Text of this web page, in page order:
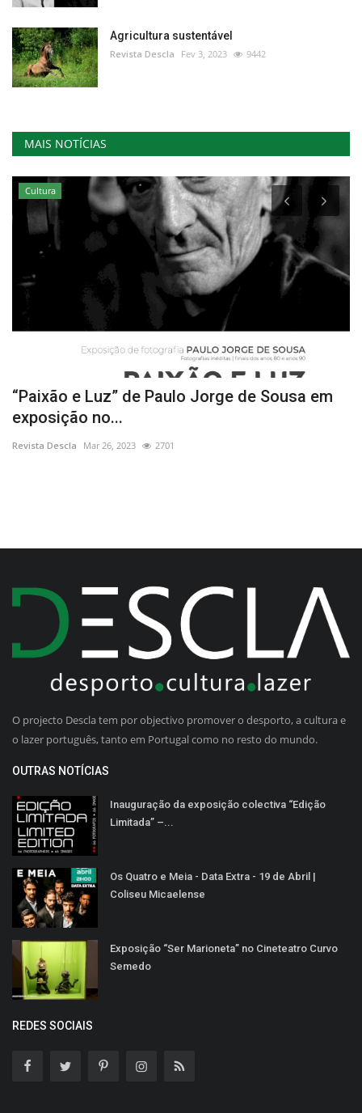
Agricultura sustentável
Revista Descla Fev 3, 2023 9442
MAIS NOTÍCIAS
Cultura
“Paixão e Luz” de Paulo Jorge de Sousa em
exposição no...
Revista Descla Mar 26, 2023 2701
O projecto Descla tem por objectivo promover o desporto, a cultura e
o lazer português, tanto em Portugal como no resto do mundo.
OUTRAS NOTÍCIAS
Inauguração da exposição colectiva “Edição
Limitada” –...
Os Quatro e Meia - Data Extra - 19 de Abril |
Coliseu Micaelense
Exposição “Ser Marioneta” no Cineteatro Curvo
Semedo
REDES SOCIAIS